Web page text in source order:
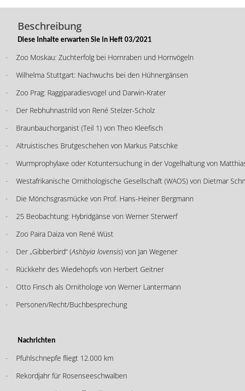
Beschreibung
Diese Inhalte erwarten Sie in Heft 03/2021
· Zoo Moskau: Zuchterfolg bei Hornraben und Hornvögeln
· Wilhelma Stuttgart: Nachwuchs bei den Hühnergänsen
· Zoo Prag: Raggiparadiesvogel und Darwin-Krater
· Der Rebhuhnastrild von René Stelzer-Scholz
· Braunbauchorganist (Teil 1) von Theo Kleefisch
· Altruistisches Brutgeschehen von Markus Patschke
· Wurmprophylaxe oder Kotuntersuchung in der Vogelhaltung von
· Westafrikanische Ornithologische Gesellschaft (WAOS) von Dietmar
· Die Mönchsgrasmücke von Prof. Hans-Heiner Bergmann
· 25 Beobachtung: Hybridgänse von Werner Sterwerf
· Zoo Paira Daiza von René Wüst
· Der „Gibberbird“ (Ashbyia lovensis) von Jan Wegener
· Rückkehr des Wiedehopfs von Herbert Geitner
· Otto Finsch als Ornithologe von Werner Lantermann
· Personen/Recht/Buchbesprechung
Nachrichten
· Pfuhlschnepfe fliegt 12.000 km
· Rekordjahr für Rosenseeschwalben